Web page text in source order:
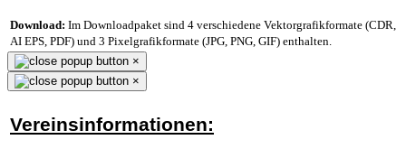
Download: Im Downloadpaket sind 4 verschiedene Vektorgrafikformate (CDR,
AI EPS, PDF) und 3 Pixelgrafikformate (JPG, PNG, GIF) enthalten.
×
×
Vereinsinformationen: